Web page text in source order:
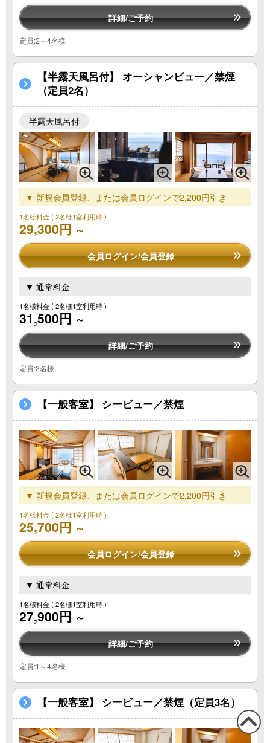
詳細/ご予約
定員:2～4名様
【半露天風呂付】 オーシャンビュー／禁煙
（定員2名）
半露天風呂付
▼ 新規会員登録、または会員ログインで2,200円引き
1名様料金( 2名様1室利用時 )
29,300円 ～
会員ログイン/会員登録
▼ 通常料金
1名様料金( 2名様1室利用時 )
31,500円 ～
詳細/ご予約
定員:2名様
【一般客室】 シービュー／禁煙
▼ 新規会員登録、または会員ログインで2,200円引き
1名様料金( 2名様1室利用時 )
25,700円 ～
会員ログイン/会員登録
▼ 通常料金
1名様料金( 2名様1室利用時 )
27,900円 ～
詳細/ご予約
定員:1～4名様
【一般客室】 シービュー／禁煙（定員3名）